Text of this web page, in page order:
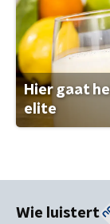
Hier gaat
elite
Wie luistert